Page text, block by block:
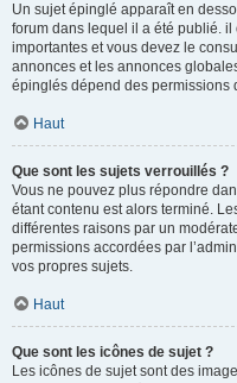
Un sujet épinglé apparaît en
forum dans lequel il a été publié.
importantes et vous devez le
annonces et les annonces
épinglés dépend des permissions
Haut
Que sont les sujets verrouillés ?
Vous ne pouvez plus répondre
étant contenu est alors terminé.
différentes raisons par un
permissions accordées par
vos propres sujets.
Haut
Que sont les icônes de sujet ?
Les icônes de sujet sont des